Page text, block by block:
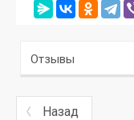
Отзывы
Назад